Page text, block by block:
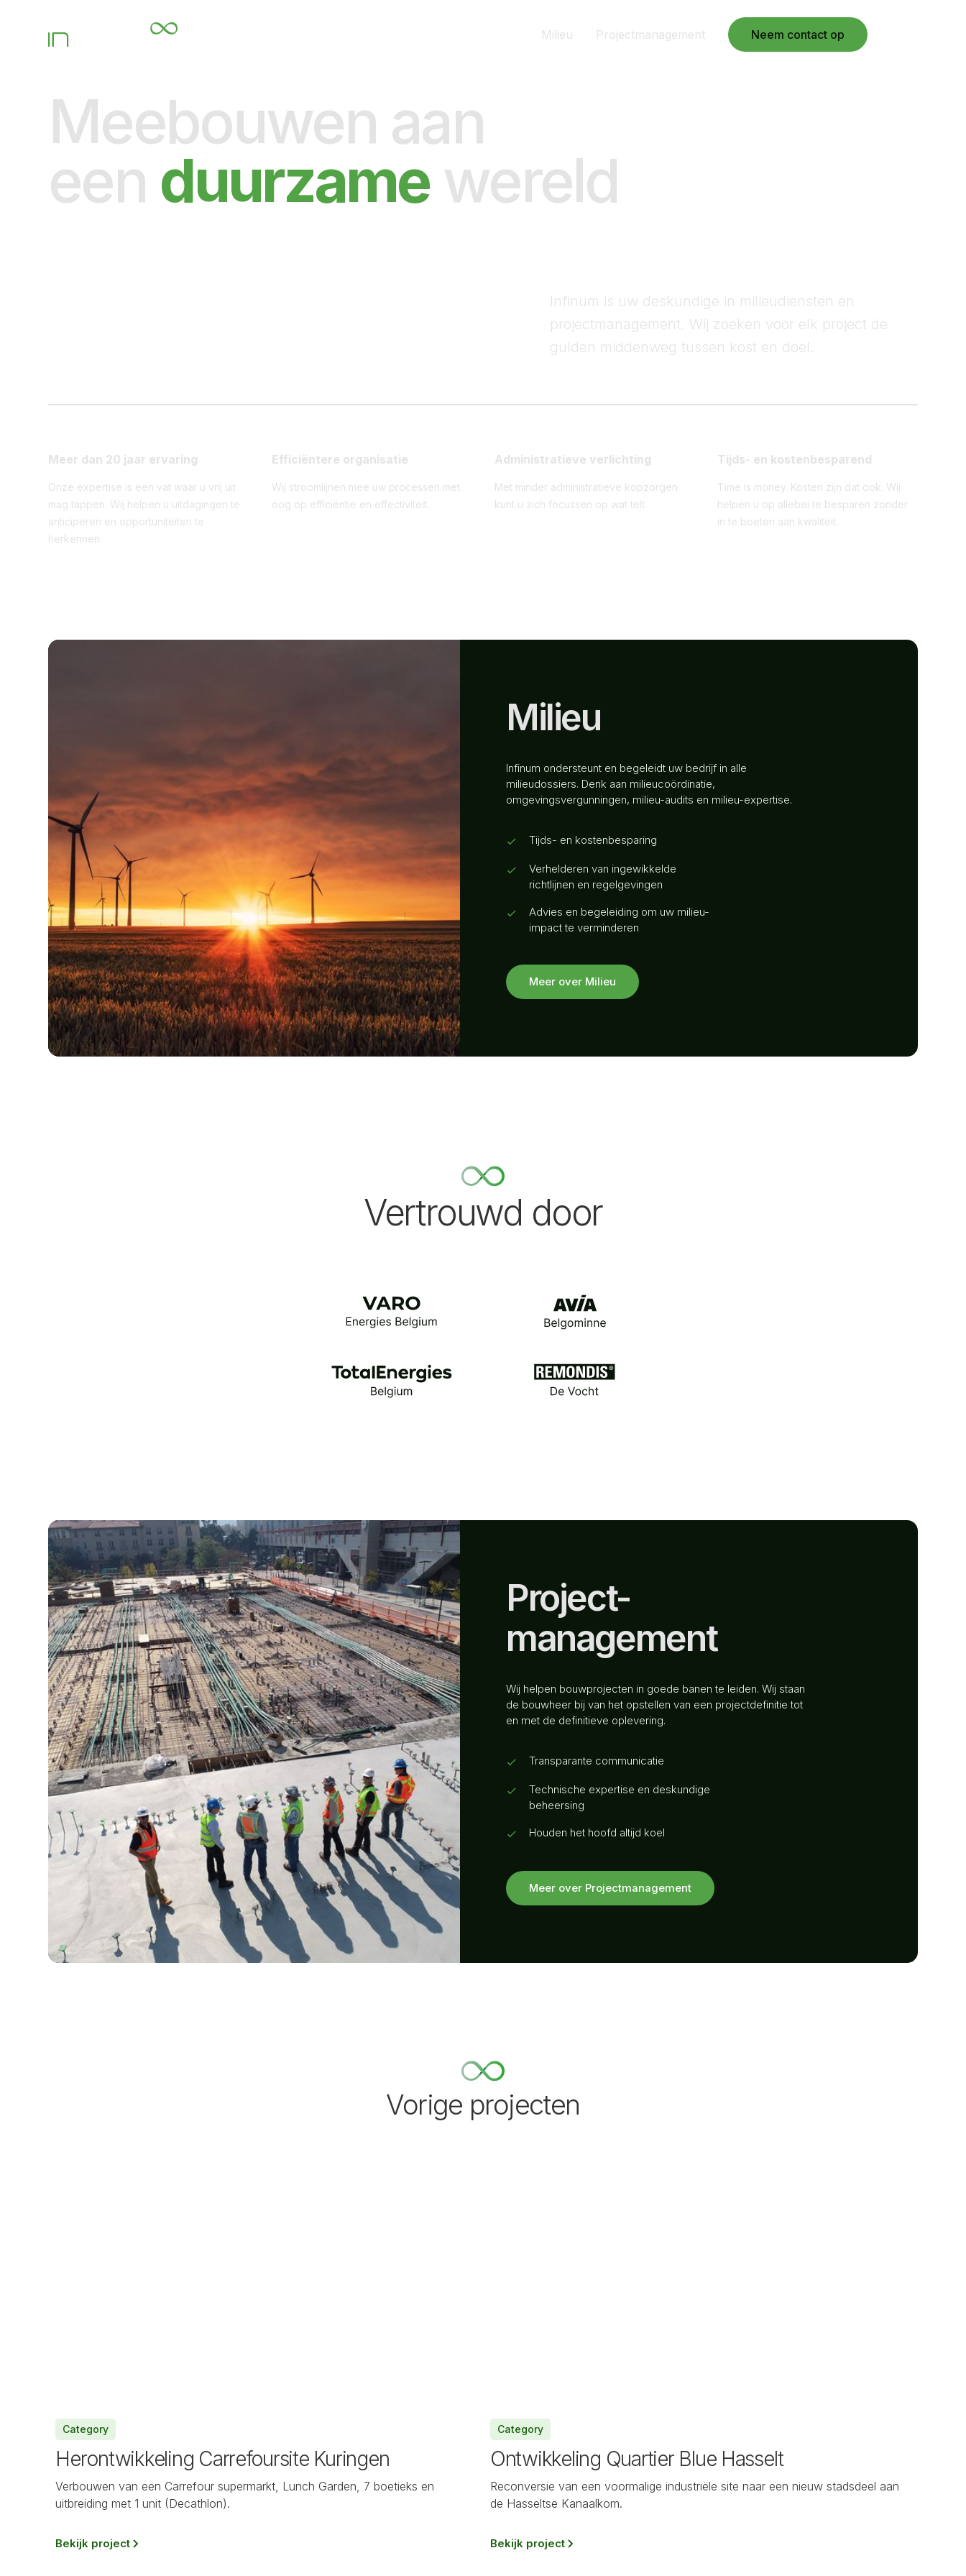
Milieu Projectmanagement Neem contact op
Meebouwen aan
een duurzamewereld
Infinum is uw deskundige in milieudiensten en
projectmanagement. Wij zoeken voor elk project de
gulden middenweg tussen kost en doel.
Meer dan 20 jaar ervaring
Onze expertise is een vat waar u vrij uit
mag tappen. Wij helpen u uitdagingen te
anticiperen en opportuniteiten te
herkennen.
Efficiëntere organisatie
Wij stroomlijnen mee uw processen met
oog op efficiëntie en effectiviteit.
Administratieve verlichting
Met minder administratieve kopzorgen
kunt u zich focussen op wat telt.
Tijds- en kostenbesparend
Time is money. Kosten zijn dat ook. Wij
helpen u op allebei te besparen zonder
in te boeten aan kwaliteit.
Milieu
Infinum ondersteunt en begeleidt uw bedrijf in alle
milieudossiers. Denk aan milieucoördinatie,
omgevingsvergunningen, milieu-audits en milieu-expertise.
Tijds- en kostenbesparing
Verhelderen van ingewikkelde
richtlijnen en regelgevingen
Advies en begeleiding om uw milieu-
impact te verminderen
Meer over Milieu
Vertrouwd door
Project-
management
Wij helpen bouwprojecten in goede banen te leiden. Wij staan
de bouwheer bij van het opstellen van een projectdefinitie tot
en met de definitieve oplevering.
Transparante communicatie
Technische expertise en deskundige
beheersing
Houden het hoofd altijd koel
Meer over Projectmanagement
Vorige projecten
Category
Herontwikkeling Carrefoursite Kuringen
Verbouwen van een Carrefour supermarkt, Lunch Garden, 7 boetieks en
uitbreiding met 1 unit (Decathlon).
Bekijk project
Category
Ontwikkeling Quartier Blue Hasselt
Reconversie van een voormalige industriële site naar een nieuw stadsdeel aan
de Hasseltse Kanaalkom.
Bekijk project